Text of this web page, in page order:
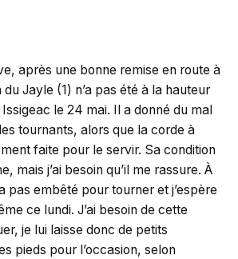
après une bonne remise en route à
Jayle (1) n’a pas été à la hauteur
le 24 mai. Il a donné du mal
tournants, alors que la corde à
faite pour le servir. Sa condition
mais j’ai besoin qu’il me rassure. À
pas embêté pour tourner et j’espère
ce lundi. J’ai besoin de cette
je lui laisse donc de petits
pieds pour l’occasion, selon